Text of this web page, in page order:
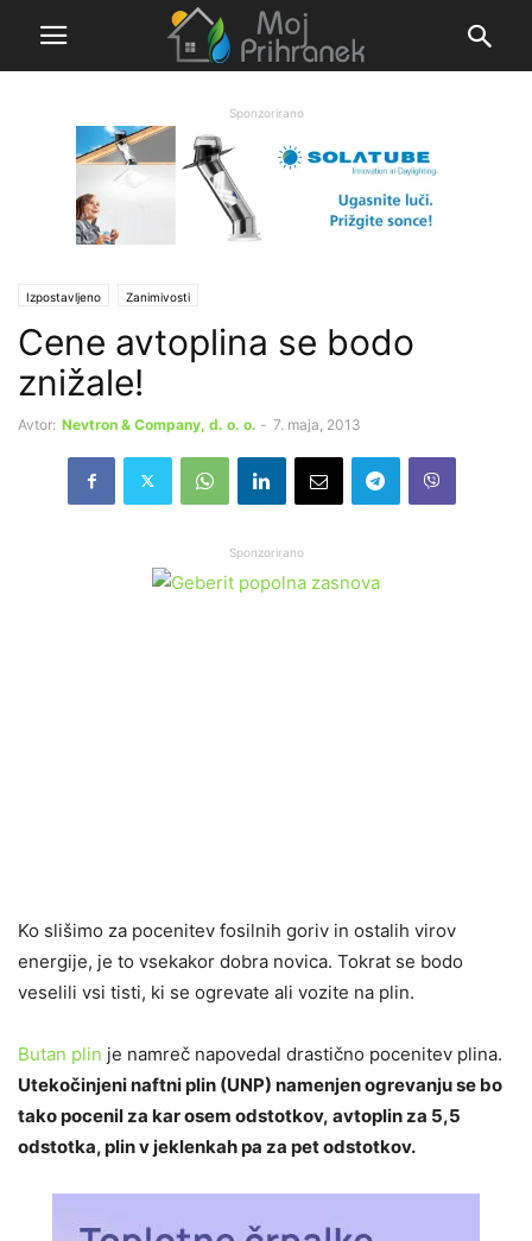
Sponzorirano
Izpostavljeno Zanimivosti
Cene avtoplina se bodo
znižale!
Avtor: Nevtron & Company, d. o. o. - 7. maja, 2013
Sponzorirano
Ko slišimo za pocenitev fosilnih goriv in ostalih virov
energije, je to vsekakor dobra novica. Tokrat se bodo
veselili vsi tisti, ki se ogrevate ali vozite na plin.
Butan plin je namreč napovedal drastično pocenitev plina.
Utekočinjeni naftni plin (UNP) namenjen ogrevanju se bo
tako pocenil za kar osem odstotkov, avtoplin za 5,5
odstotka, plin v jeklenkah pa za pet odstotkov.